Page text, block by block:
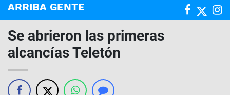
ARRIBA GENTE
Se abrieron las primeras
alcancías Teletón